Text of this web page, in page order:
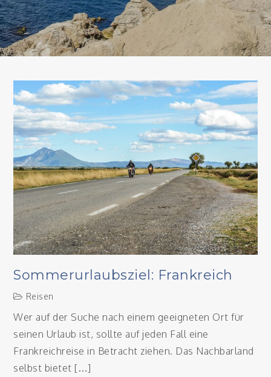
Sommerurlaubsziel: Frankreich
Reisen
Wer auf der Suche nach einem geeigneten Ort für
seinen Urlaub ist, sollte auf jeden Fall eine
Frankreichreise in Betracht ziehen. Das Nachbarland
selbst bietet […]